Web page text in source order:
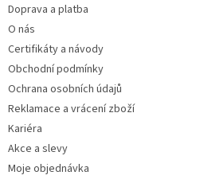
Doprava a platba
O nás
Certifikáty a návody
Obchodní podmínky
Ochrana osobních údajů
Reklamace a vrácení zboží
Kariéra
Akce a slevy
Moje objednávka